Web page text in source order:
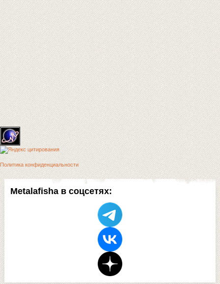
Metalafisha в соцсетях:
Политика конфиденциальности